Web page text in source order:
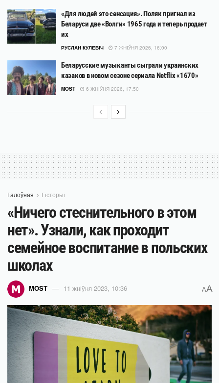
«Для людей это сенсация». Поляк пригнал из
Беларуси две «Волги» 1965 года и теперь продает
их
РУСЛАН КУЛЕВІЧ 7 ЖНІЎНЯ 2026, 16:00
Беларусские музыканты сыграли украинских
казаков в новом сезоне сериала Netflix «1670»
MOST 6 ЖНІЎНЯ 2026, 17:50
Галоўная Гісторыі
«Ничего стеснительного в этом
нет». Узнали, как проходит
семейное воспитание в польских
школах
MOST 11 жніўня 2023, 10:36 AA